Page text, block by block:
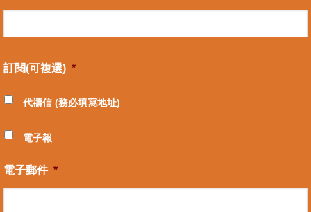
訂閱(可複選) *
代禱信 (務必填寫地址)
電子報
電子郵件 *